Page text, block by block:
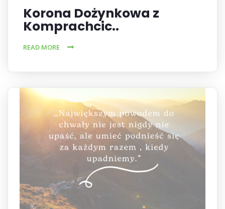
Korona Dożynkowa z
Komprachcic..
READ MORE